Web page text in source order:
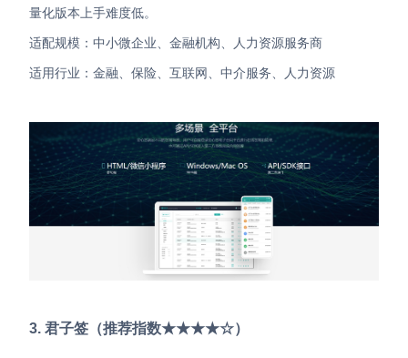
量化版本上手难度低。
适配规模：中小微企业、金融机构、人力资源服务商
适用行业：金融、保险、互联网、中介服务、人力资源
3. 君子签（推荐指数★★★★☆）